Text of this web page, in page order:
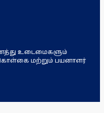
உடைமைகளும்
கொள்கை மற்றும் பயனாளர்